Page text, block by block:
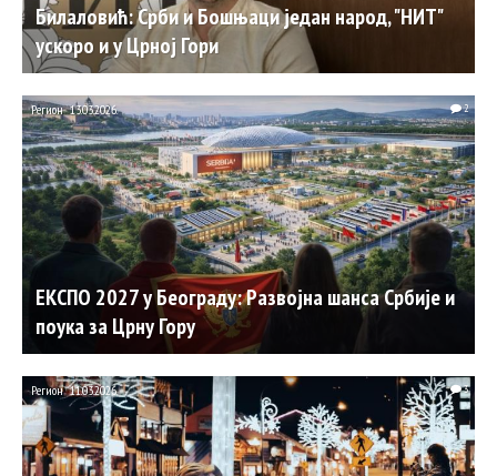
Билаловић: Срби и Бошњаци један народ, "НИТ"
ускоро и у Црној Гори
ЕКСПО 2027 у Београду: Развојна шанса Србије и
поука за Црну Гору
Регион 13.03.2026. 2
Регион 11.03.2026. 3